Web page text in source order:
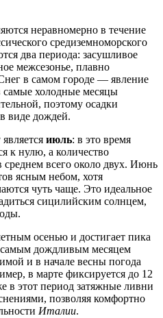
неравномерно в течение
средиземноморского
два периода: засушливое
межсезонье, плавно
в самом городе — явление
самые холодные месяцы
поэтому осадки
виде дождей.
июль: в это время
к нулю, а количество
среднем всего около двух. Июнь
ясным небом, хотя
чуть чаще. Это идеальное
сицилийским солнцем,
осенью и достигает пика
самым дождливым месяцем
и в начале весны погода
в марте фиксируется до 12
в этот период затяжные ливни
позволяя комфортно
Италии.